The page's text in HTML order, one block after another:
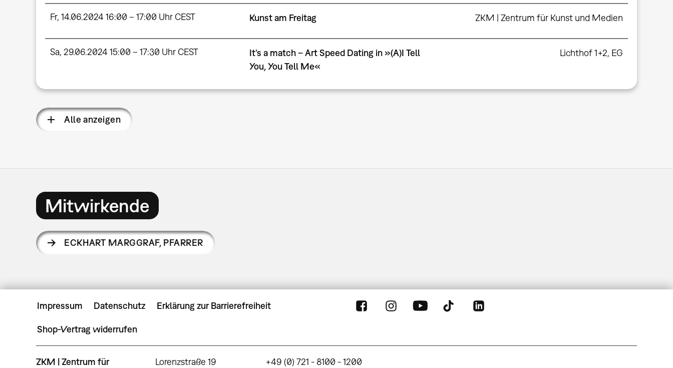
Fr, 14.06.2024 16:00 – 17:00 Uhr CEST Kunst am Freitag ZKM | Zentrum für Kunst und Medien
Sa, 29.06.2024 15:00 – 17:30 Uhr CEST
It’s a match – Art Speed Dating in »(A)I Tell
You, You Tell Me«
Lichthof 1+2, EG
Alle anzeigen
Mitwirkende
ECKHART MARGGRAF, PFARRER
Impressum Datenschutz Erklärung zur Barrierefreiheit
Shop-Vertrag widerrufen
ZKM | Zentrum für
Lorenzstraße 19
+49 (0) 721 - 8100 - 1200